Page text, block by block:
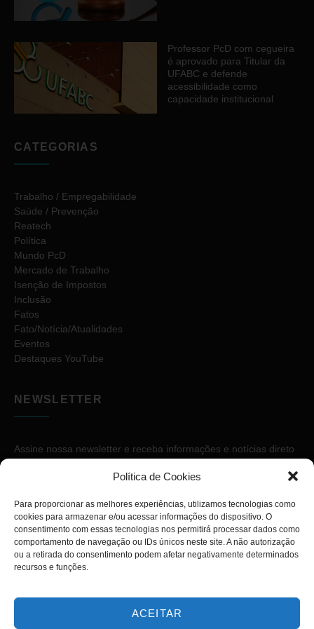
Política de Cookies
Para proporcionar as melhores experiências, utilizamos tecnologias como
cookies para armazenar e/ou acessar informações do dispositivo. O
consentimento com essas tecnologias nos permitirá processar dados como
comportamento de navegação ou IDs únicos neste site. A não autorização
ou a retirada do consentimento podem afetar negativamente determinados
recursos e funções.
ACEITAR
Professor PcD com cegueira
é aprovado para Titular da
UFABC e defende
acessibilidade como
capacidade institucional
CATEGORIAS
Trabalho / Empregabilidade
Saúde / Prevenção
Reatech
Política
Mundo PcD
Mercado de Trabalho
Isenção de Impostos
Inclusão
Fatos
Fato/Notícia/Atualidades
Eventos
Destaques YouTube
NEWSLETTER
Assine nossa newsletter e receba informações e notícias direto